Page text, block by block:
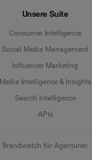
Unsere Suite
Consumer Intelligence
Social Media Management
Influencer Marketing
Media Intelligence & Insights
Search Intelligence
APIs
Brandwatch für Agenturen